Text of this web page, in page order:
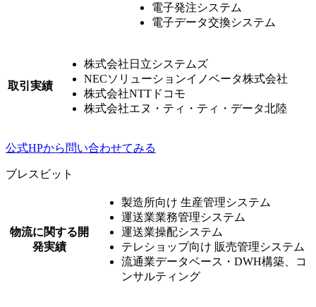
電子発注システム
電子データ交換システム
取引実績
株式会社日立システムズ
NECソリューションイノベータ株式会社
株式会社NTTドコモ
株式会社エヌ・ティ・ティ・データ北陸
公式HPから問い合わせてみる
ブレスビット
物流に関する開
発実績
製造所向け 生産管理システム
運送業業務管理システム
運送業操配システム
テレショップ向け 販売管理システム
流通業データベース・DWH構築、コ
ンサルティング